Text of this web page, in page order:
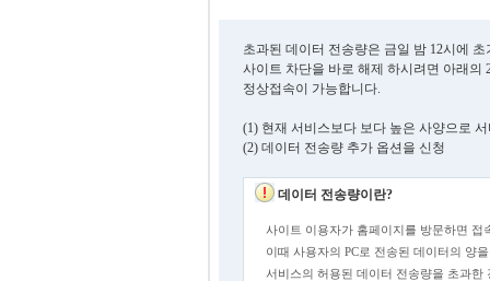
초과된 데이터 전송량은 금일 밤 12시에
사이트 차단을 바로 해제 하시려면 아래의
정상접속이 가능합니다.
(1) 현재 서비스보다 보다 높은 사양으로
(2) 데이터 전송량 추가 옵션을 신청
데이터 전송량이란?
사이트 이용자가 홈페이지를 방문하면 접
이때 사용자의 PC로 전송된 데이터의 양
서비스의 허용된 데이터 전송량을 초과